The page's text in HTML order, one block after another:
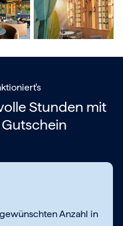
Stunden mit
Anzahl in